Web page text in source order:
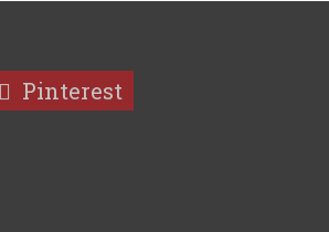
Pinterest